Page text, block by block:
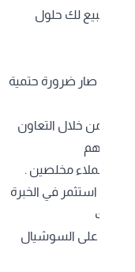
ما تبيع لك حلول
، صار ضرورة حتمية
هي من خلال التعاون
تفهم
لعملاء مخلصين .
. استثمر في الخبرة
لك
. النجاح على السوشيال